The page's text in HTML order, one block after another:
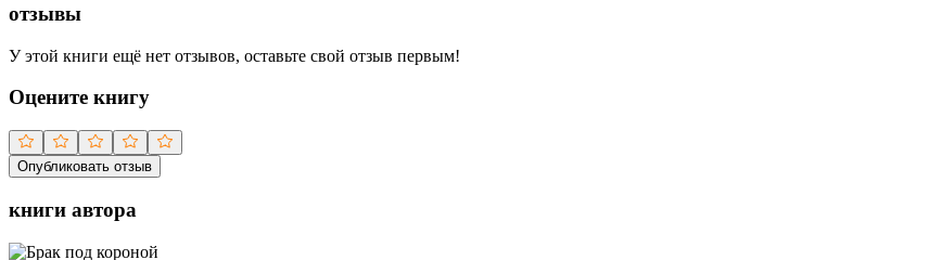
отзывы
У этой книги ещё нет отзывов, оставьте свой отзыв первым!
Оцените книгу
Опубликовать отзыв
книги автора